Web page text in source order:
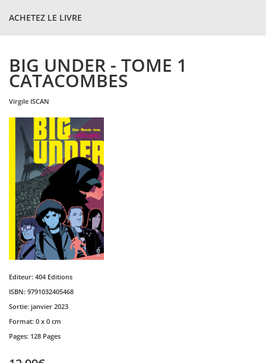
ACHETEZ LE LIVRE
BIG UNDER - TOME 1
CATACOMBES
virgile ISCAN
Editeur: 404 Editions
ISBN: 9791032405468
Sortie: janvier 2023
Format: 0 x 0 cm
Pages: 128 Pages